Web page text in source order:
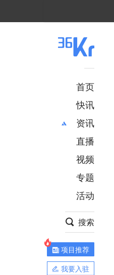
首页
快讯
资讯
推荐
财经
项目推荐
安徽
直播
视频
专题
活动
搜索
项目推荐
我要入驻